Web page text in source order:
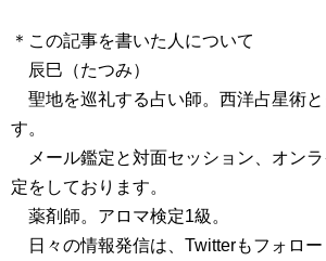
＊この記事を書いた人について
辰巳（たつみ）
聖地を巡礼する占い師。西洋占星術と
す。
メール鑑定と対面セッション、オン
定をしております。
薬剤師。アロマ検定1級。
日々の情報発信は、Twitterもフォロー